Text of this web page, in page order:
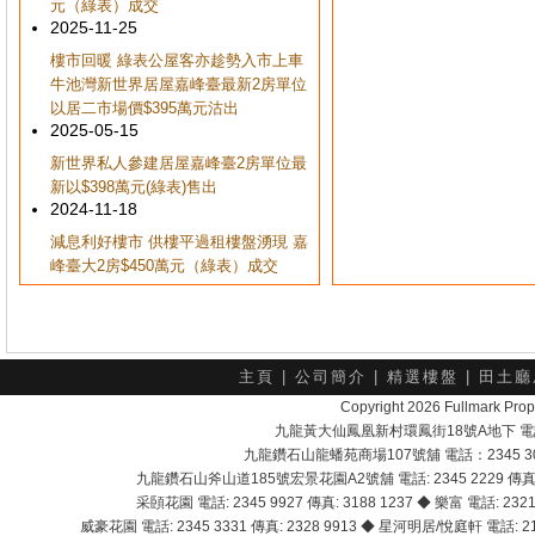
元（綠表）成交
2025-11-25
樓市回暖 綠表公屋客亦趁勢入市上車
牛池灣新世界居屋嘉峰臺最新2房單位
以居二市場價$395萬元沽出
2025-05-15
新世界私人參建居屋嘉峰臺2房單位最
新以$398萬元(綠表)售出
2024-11-18
減息利好樓市 供樓平過租樓盤湧現 嘉
峰臺大2房$450萬元（綠表）成交
主頁 公司簡介 精選樓盤 田土
Copyright 2026 Fullmark
九龍黃大仙鳳凰新村環鳳街18號A地下
九龍鑽石山龍蟠苑商場107號舖 電話：2345
九龍鑽石山斧山道185號宏景花園A2號舖 電話: 2345 2229
采頣花園 電話: 2345 9927 傳真: 3188 1237 ◆ 樂富 電話:
威豪花園 電話: 2345 3331 傳真: 2328 9913 ◆ 星河明居/悅庭軒 電話